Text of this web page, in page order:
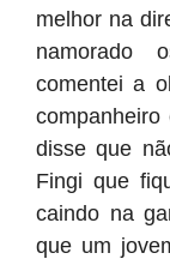
melhor na
namorado
comentei a
disse que
Fingi que
caindo na
que um